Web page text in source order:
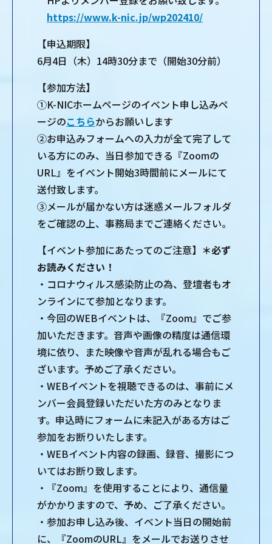
https://www.k-nic.jp/wp202410/
【申込期限】
6月4日（木）14時30分まで（開始30分前）
【参加方法】
①K-NICホームページのイベント申し込みペ
ージのこちらからお願いします
②お申込みフォームへの入力が全て完了して
いる方にのみ、当日参加できる『Zoomの
URL』をイベント開始3時間前にメールにて
送付致します。
③メールが届かない方は迷惑メールフォルダ
をご確認の上、事務局までご連絡ください。
【イベント参加にあたってのご注意】 ＊必ず
お読みください！
・コロナウィルス感染防止の為、登壇者もオ
ンラインにて参加となります。
・今回のWEBイベントは、『Zoom』でご参
加いただきます。音声や画像の精度は通信環
境に依り、また映像や音声が乱れる場合もご
ざいます。予めご了承ください。
・WEBイベントを視聴できるのは、事前にメ
ンバー会員登録いただいた方のみとなりま
す。申込時にフォームに未記入がある方はご
参加をお断りいたします。
・WEBイベント内容の録画、録音、撮影につ
いてはお断り致します。
・『Zoom』を使用することにより、通信量
がかかりますので、予め、ご了承ください。
・参加お申し込み後、イベント当日の開始前
に、『ZoomのURL』をメールでお送りさせ